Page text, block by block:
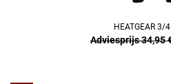
HEATGEAR 3/
Adviesprijs 34,95